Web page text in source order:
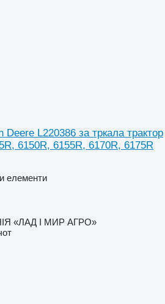
Deere L220386 за тркала трактор
6150R, 6155R, 6170R, 6175R
елементи
«ЛАД І МИР АГРО»